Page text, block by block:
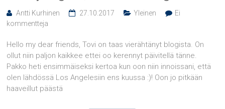
Antti Kurhinen 27.10.2017 Yleinen
Ei
kommentteja
Hello my dear friends, Tovi on taas vierähtänyt blogista. On
ollut niin paljon kaikkee ettei oo kerennyt päivitellä tänne.
Pakko heti ensimmäiseksi kertoa kun oon niin innoissani, että
olen lähdössä Los Angelesiin ens kuussa :)! Oon jo pitkään
haaveillut päästä